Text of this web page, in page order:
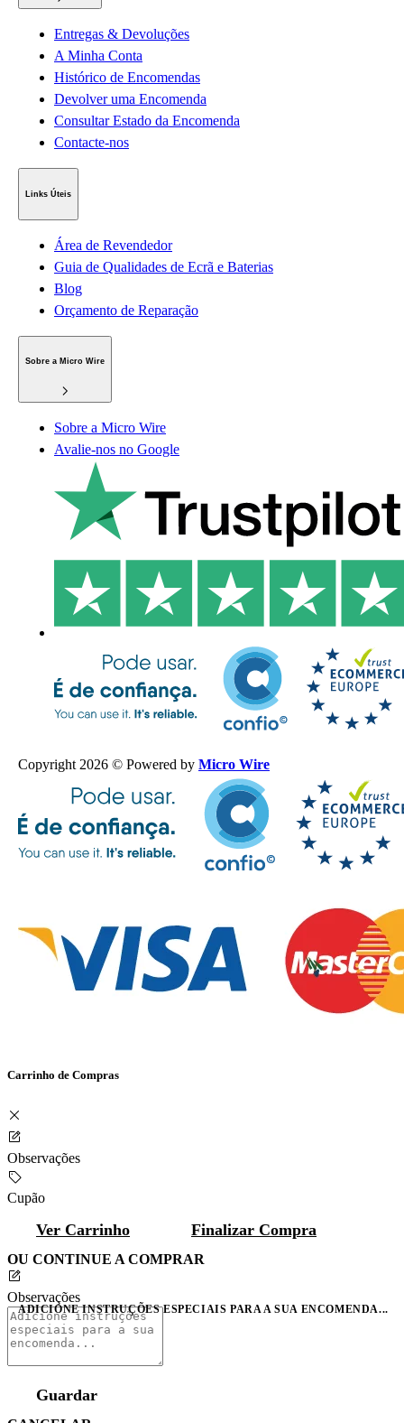
Entregas & Devoluções
A Minha Conta
Histórico de Encomendas
Devolver uma Encomenda
Consultar Estado da Encomenda
Contacte-nos
Links Úteis
Área de Revendedor
Guia de Qualidades de Ecrã e Baterias
Blog
Orçamento de Reparação
Sobre a Micro Wire
Sobre a Micro Wire
Avalie-nos no Google
Copyright 2026 © Powered by Micro Wire
Carrinho de Compras
Observações
Cupão
Ver Carrinho Finalizar Compra
OU CONTINUE A COMPRAR
Observações
ADICIONE INSTRUÇÕES ESPECIAIS PARA A SUA ENCOMENDA...
Guardar